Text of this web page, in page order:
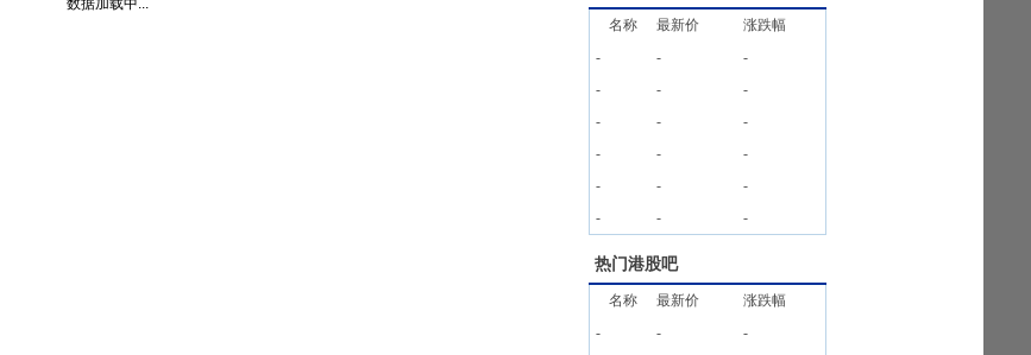
名称 最新价
涨跌幅
-
-
-
-
-
-
-
-
-
-
-
-
-
-
-
-
- -
热门港股吧
名称 最新价
涨跌幅
-
-
-